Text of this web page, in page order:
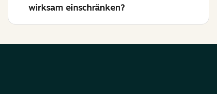
wirksam einschränken?